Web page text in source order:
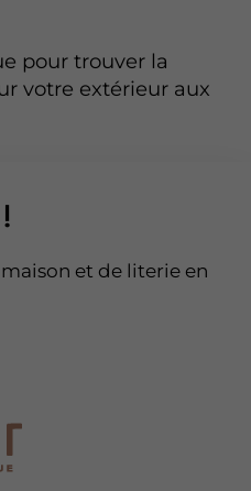
pour trouver la
votre extérieur aux
et de literie en